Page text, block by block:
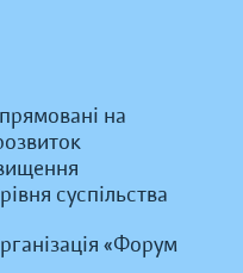
на
суспільства
«Форум